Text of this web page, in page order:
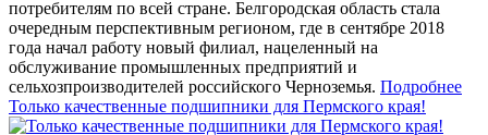
потребителям по всей стране. Белгородская область стала
очередным перспективным регионом, где в сентябре 2018
года начал работу новый филиал, нацеленный на
обслуживание промышленных предприятий и
сельхозпроизводителей российского Черноземья. Подробнее
Только качественные подшипники для Пермского края!